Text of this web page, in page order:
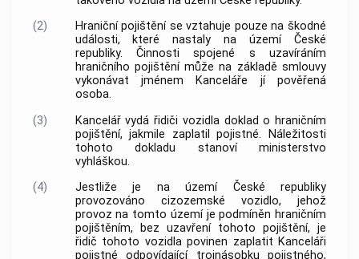
(2)
Hraniční pojištění se vztahuje pouze na škodné
události, které nastaly na území České
republiky. Činnosti spojené s uzavíráním
hraničního pojištění může na základě smlouvy
vykonávat jménem Kanceláře jí pověřená
osoba.
(3)
Kancelář vydá řidiči vozidla doklad o hraničním
pojištění, jakmile zaplatil pojistné. Náležitosti
tohoto dokladu stanoví ministerstvo
vyhláškou.
(4)
Jestliže je na území České republiky
provozováno cizozemské vozidlo, jehož
provoz na tomto území je podmíněn hraničním
pojištěním, bez uzavření tohoto pojištění, je
řidič tohoto vozidla povinen zaplatit Kanceláři
pojistné odpovídající trojnásobku pojistného,